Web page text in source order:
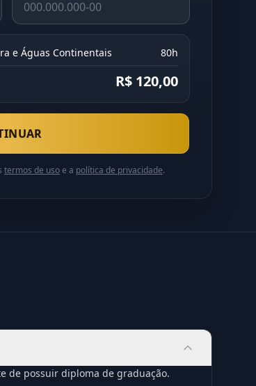
e Águas Continentais 80h
R$ 120,00
termos de usoe a política de privacidade.
de possuir diploma de graduação.